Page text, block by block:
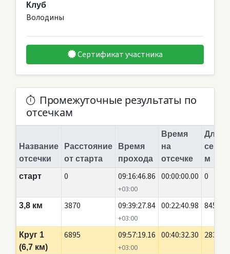
Клуб
Володины
Сертификат участника
Промежуточные результаты по
отсечкам
Название
отсечки
Расстояние
от старта
Время
прохода
Время
на
отсечке
Длина
м
старт
0 09:16:46.86
+03:00
00:00:00.00 0
3,8 км 3870 09:39:27.84
+03:00
00:22:40.98 845
Круг 1
(6,7 км)
6895 09:57:19.16
+03:00
00:40:32.30 2835